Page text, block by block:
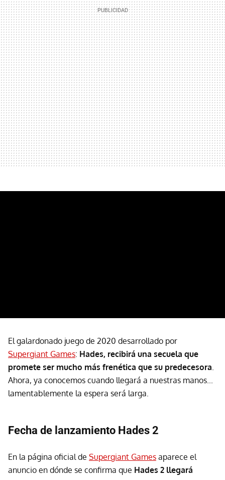
El galardonado juego de 2020 desarrollado por
Supergiant Games: Hades, recibirá una secuela que
promete ser mucho más frenética que su predecesora.
Ahora, ya conocemos cuando llegará a nuestras manos...
lamentablemente la espera será larga.
Fecha de lanzamiento Hades 2
En la página oficial de Supergiant Games aparece el
anuncio en dónde se confirma que Hades 2 llegará